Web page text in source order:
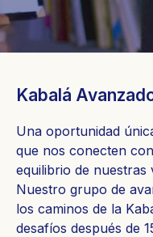
Kabalá
Una oportunidad
que nos conecten
equilibrio de nuestras
Nuestro grupo de
los caminos de la
desafíos después de